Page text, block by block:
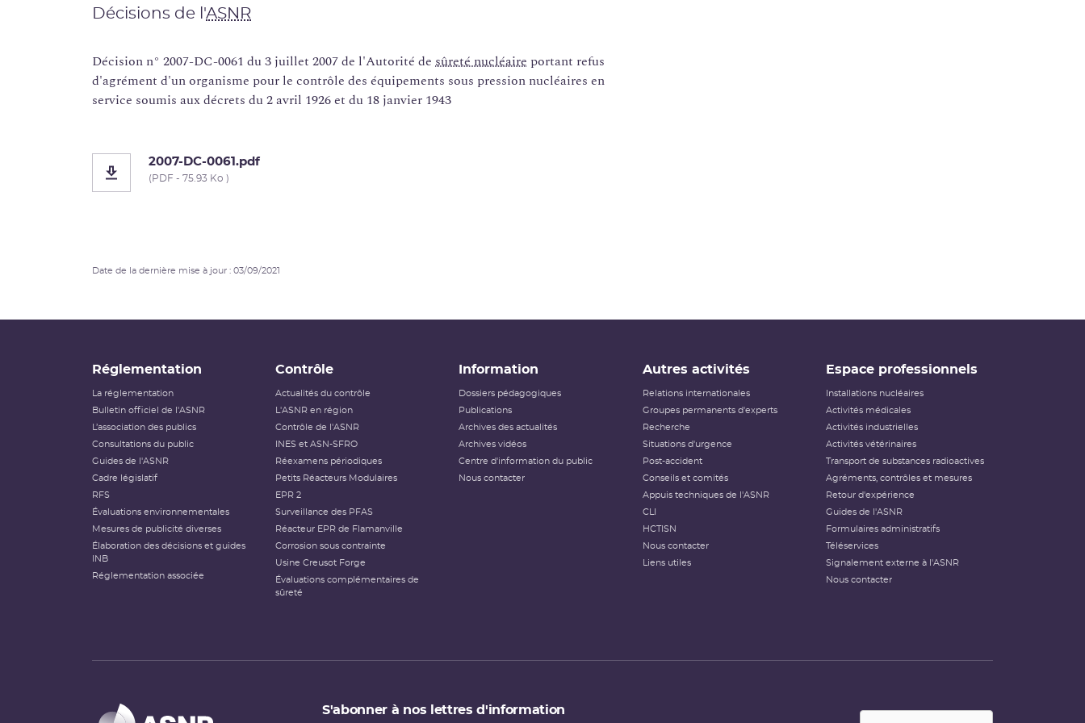
Décisions de l'ASNR
Décision n° 2007-DC-0061 du 3 juillet 2007 de l'Autorité de sûreté nucléaire portant refus
d'agrément d'un organisme pour le contrôle des équipements sous pression nucléaires en
service soumis aux décrets du 2 avril 1926 et du 18 janvier 1943
2007-DC-0061.pdf
(PDF - 75.93 Ko )
Date de la dernière mise à jour : 03/09/2021
Réglementation
La réglementation
Bulletin officiel de l'ASNR
L’association des publics
Consultations du public
Guides de l'ASNR
Cadre législatif
RFS
Évaluations environnementales
Mesures de publicité diverses
Élaboration des décisions et guides
INB
Réglementation associée
Contrôle
Actualités du contrôle
L'ASNR en région
Contrôle de l'ASNR
INES et ASN-SFRO
Réexamens périodiques
Petits Réacteurs Modulaires
EPR 2
Surveillance des PFAS
Réacteur EPR de Flamanville
Corrosion sous contrainte
Usine Creusot Forge
Évaluations complémentaires de
sûreté
Information
Dossiers pédagogiques
Publications
Archives des actualités
Archives vidéos
Centre d'information du public
Nous contacter
Autres activités
Relations internationales
Groupes permanents d'experts
Recherche
Situations d'urgence
Post-accident
Conseils et comités
Appuis techniques de l'ASNR
CLI
HCTISN
Nous contacter
Liens utiles
Espace professionnels
Installations nucléaires
Activités médicales
Activités industrielles
Activités vétérinaires
Transport de substances radioactives
Agréments, contrôles et mesures
Retour d'expérience
Guides de l'ASNR
Formulaires administratifs
Téléservices
Signalement externe à l'ASNR
Nous contacter
S'abonner à nos lettres d'information